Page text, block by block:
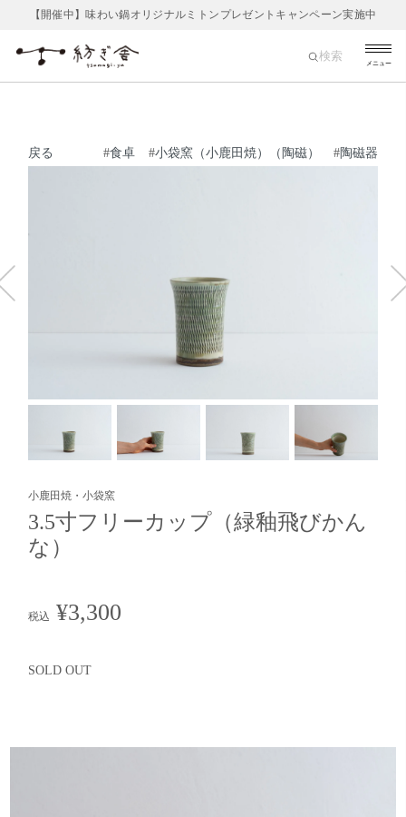
【開催中】味わい鍋オリジナルミトンプレゼントキャンペーン実施中
メニュー
検索
戻る #食卓 #小袋窯（小鹿田焼）（陶磁） #陶磁器
小鹿田焼・小袋窯
3.5寸フリーカップ（緑釉飛びかん
な）
税込 ¥3,300
SOLD OUT